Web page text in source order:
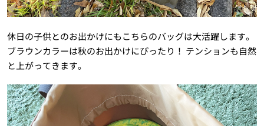
休日の子供とのお出かけにもこちらのバッグは大活躍します。
ブラウンカラーは秋のお出かけにぴったり！ テンションも自然
と上がってきます。